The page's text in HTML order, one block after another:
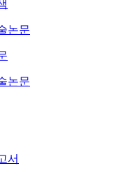
논문
논문
서